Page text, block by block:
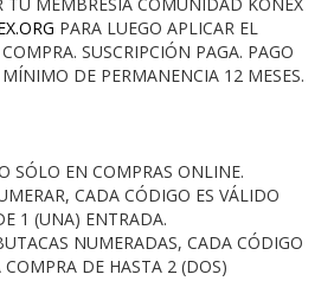
PARA LUEGO APLICAR EL
SUSCRIPCIÓN PAGA. PAGO
DE PERMANENCIA 12 MESES.
SÓLO EN COMPRAS ONLINE.
CADA CÓDIGO ES VÁLIDO
1 (UNA) ENTRADA.
NUMERADAS, CADA CÓDIGO
COMPRA DE HASTA 2 (DOS)